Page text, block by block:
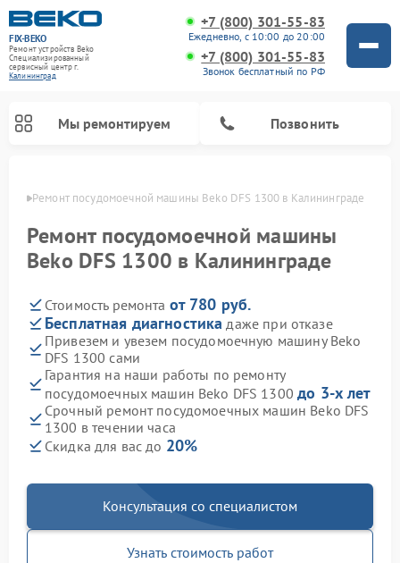
FIX-BEKO
Ремонт устройств Beko
Специализированный
cервисный центр г.
Калининград
+7 (800) 301-55-83
Ежедневно, с 10:00 до 20:00
+7 (800) 301-55-83
Звонок бесплатный по РФ
Мы ремонтируем Позвонить
Ремонт посудомоечной машины Beko DFS 1300 в Калининграде
Ремонт посудомоечной машины
Beko DFS 1300 в Калининграде
Стоимость ремонта от 780 руб.
Бесплатная диагностика даже при отказе
Привезем и увезем посудомоечную машину Beko
DFS 1300 сами
Гарантия на наши работы по ремонту
посудомоечных машин Beko DFS 1300до 3-х лет
Срочный ремонт посудомоечных машин Beko DFS
1300 в течении часа
Скидка для вас до 20%
Консультация со специалистом
Узнать стоимость работ